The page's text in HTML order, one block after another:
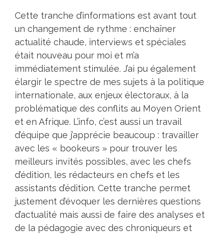
Cette tranche d’informations est avant tout
un changement de rythme : enchaîner
actualité chaude, interviews et spéciales
était nouveau pour moi et m’a
immédiatement stimulée. J’ai pu également
élargir le spectre de mes sujets à la politique
internationale, aux enjeux électoraux, à la
problématique des conflits au Moyen Orient
et en Afrique. L’info, c’est aussi un travail
d’équipe que j’apprécie beaucoup : travailler
avec les « bookeurs » pour trouver les
meilleurs invités possibles, avec les chefs
d’édition, les rédacteurs en chefs et les
assistants d’édition. Cette tranche permet
justement d’évoquer les dernières questions
d’actualité mais aussi de faire des analyses et
de la pédagogie avec des chroniqueurs et